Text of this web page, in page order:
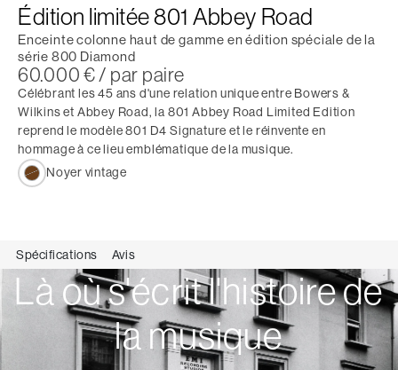
Édition limitée 801 Abbey Road
Enceinte colonne haut de gamme en édition spéciale de la
série 800 Diamond
60.000 € / par paire
Célébrant les 45 ans d'une relation unique entre Bowers &
Wilkins et Abbey Road, la 801 Abbey Road Limited Edition
reprend le modèle 801 D4 Signature et le réinvente en
hommage à ce lieu emblématique de la musique.
Noyer vintage
Spécifications Avis
Là où s'écrit l'histoire de
la musique